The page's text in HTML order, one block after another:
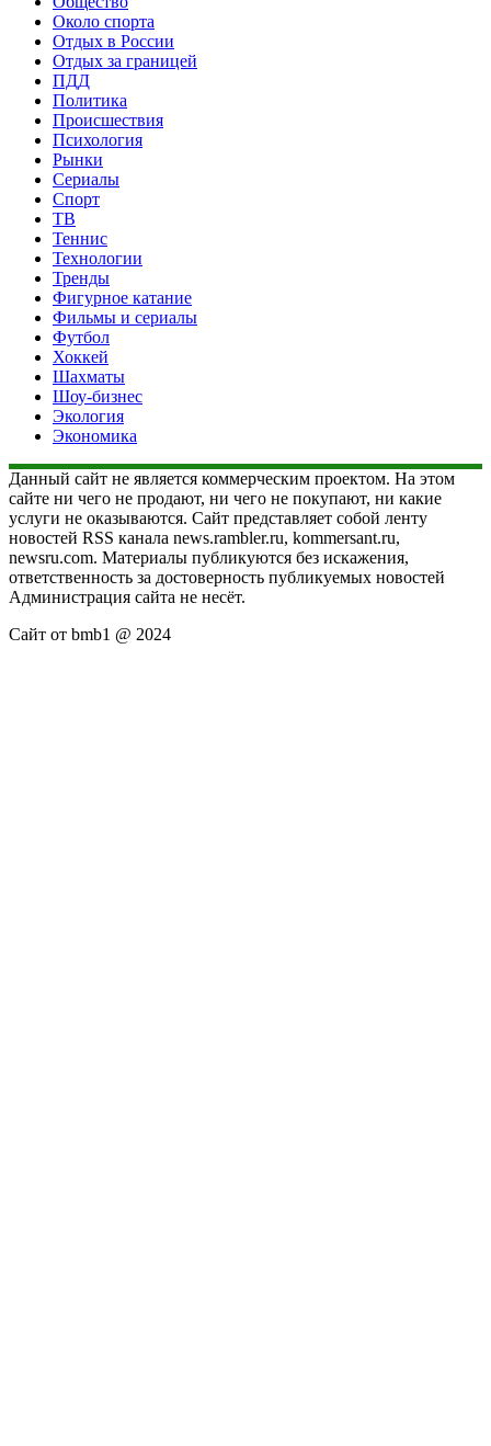
Около спорта
Отдых в России
Отдых за границей
ПДД
Политика
Происшествия
Психология
Рынки
Сериалы
Спорт
ТВ
Теннис
Технологии
Тренды
Фигурное катание
Фильмы и сериалы
Футбол
Хоккей
Шахматы
Шоу-бизнес
Экология
Экономика
Данный сайт не является коммерческим проектом. На этом
сайте ни чего не продают, ни чего не покупают, ни какие
услуги не оказываются. Сайт представляет собой ленту
новостей RSS канала news.rambler.ru, kommersant.ru,
newsru.com. Материалы публикуются без искажения,
ответственность за достоверность публикуемых новостей
Администрация сайта не несёт.
Сайт от bmb1 @ 2024